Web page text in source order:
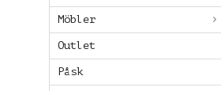
Möbler
Outlet
Påsk